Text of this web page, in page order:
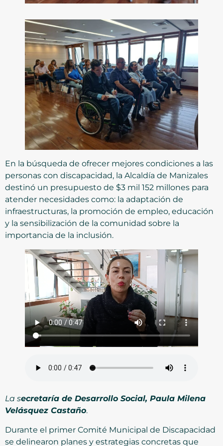
En la búsqueda de ofrecer mejores condiciones a las
personas con discapacidad, la Alcaldía de Manizales
destinó un presupuesto de $3 mil 152 millones para
atender necesidades como: la adaptación de
infraestructuras, la promoción de empleo, educación
y la sensibilización de la comunidad sobre la
importancia de la inclusión.
La secretaría de Desarrollo Social, Paula Milena
Velásquez Castaño.
Durante el primer Comité Municipal de Discapacidad
se delinearon planes y estrategias concretas que